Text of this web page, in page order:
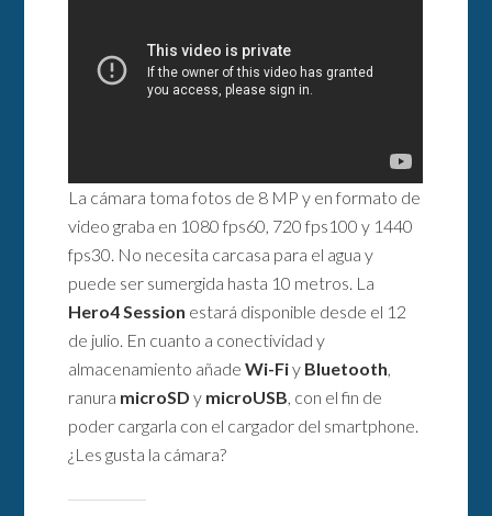
La cámara toma fotos de 8 MP y en formato de
video graba en 1080 fps60, 720 fps100 y 1440
fps30. No necesita carcasa para el agua y
puede ser sumergida hasta 10 metros. La
Hero4 Session estará disponible desde el 12
de julio. En cuanto a conectividad y
almacenamiento añadeWi-Fiy Bluetooth,
ranura microSDy microUSB, con el fin de
poder cargarla con el cargador del smartphone.
¿Les gusta la cámara?